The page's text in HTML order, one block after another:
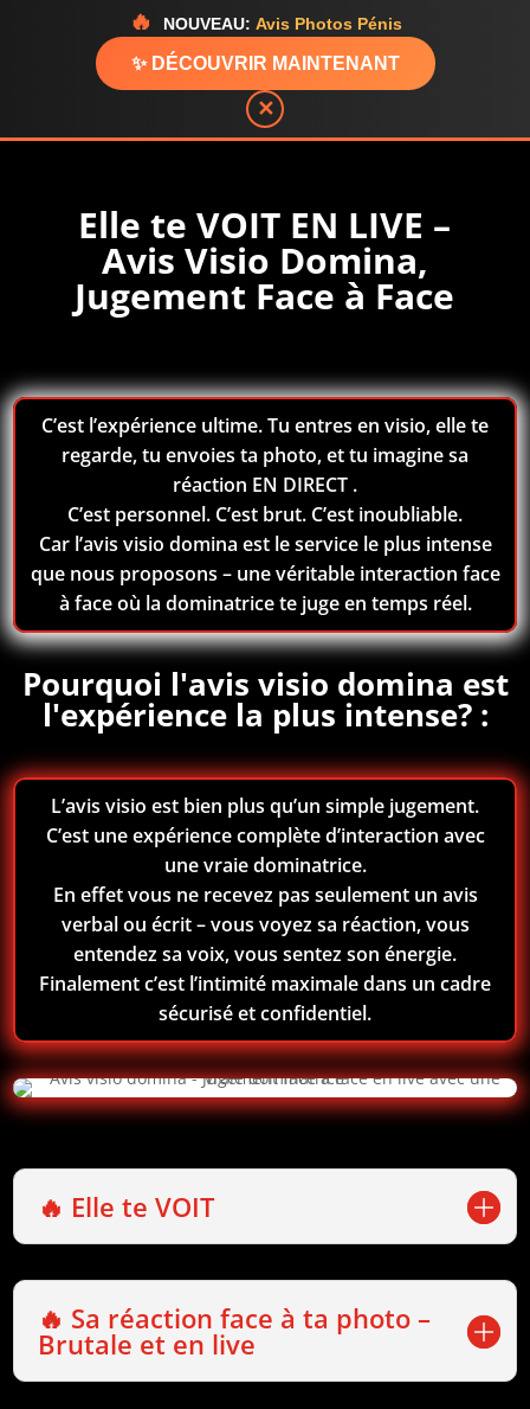
🔥 NOUVEAU: Avis Photos Pénis
✨ DÉCOUVRIR MAINTENANT
✕
Elle te VOIT EN LIVE –
Avis Visio Domina,
Jugement Face à Face
C’est l’expérience ultime. Tu entres en visio, elle te
regarde, tu envoies ta photo, et tu imagine sa
réaction EN DIRECT .
C’est personnel. C’est brut. C’est inoubliable.
Car l’avis visio domina est le service le plus intense
que nous proposons – une véritable interaction face
à face où la dominatrice te juge en temps réel.
Pourquoi l'avis visio domina est
l'expérience la plus intense? :
L’avis visio est bien plus qu’un simple jugement.
C’est une expérience complète d’interaction avec
une vraie dominatrice.
En effet vous ne recevez pas seulement un avis
verbal ou écrit – vous voyez sa réaction, vous
entendez sa voix, vous sentez son énergie.
Finalement c’est l’intimité maximale dans un cadre
sécurisé et confidentiel.
🔥 Elle te VOIT
🔥 Sa réaction face à ta photo –
Brutale et en live